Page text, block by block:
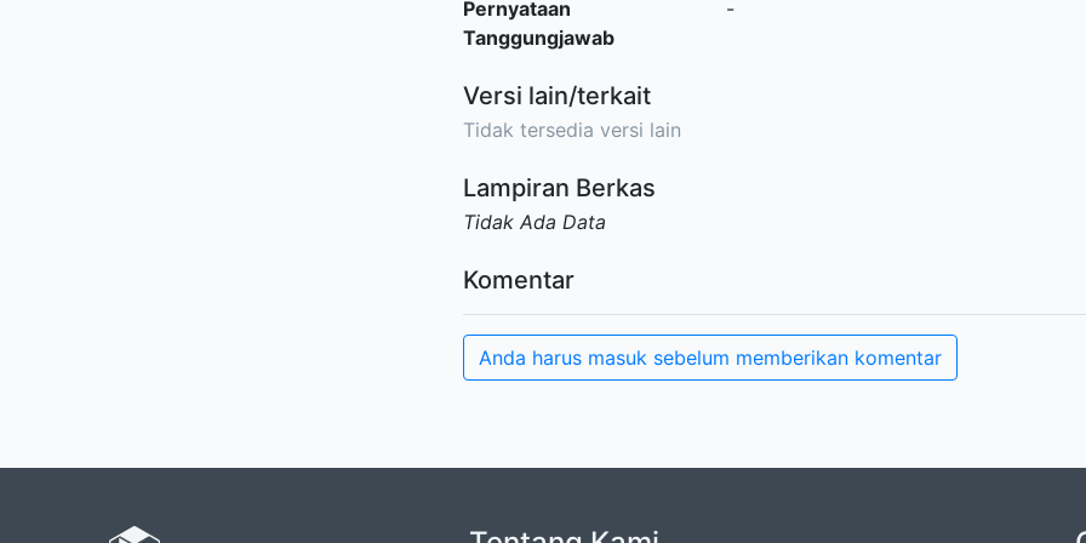
Pernyataan
Tanggungjawab
-
Versi lain/terkait
Tidak tersedia versi lain
Lampiran Berkas
Tidak Ada Data
Komentar
Anda harus masuk sebelum memberikan komentar